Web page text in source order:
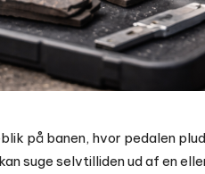
på banen, hvor pedalen
suge selvtilliden ud af en